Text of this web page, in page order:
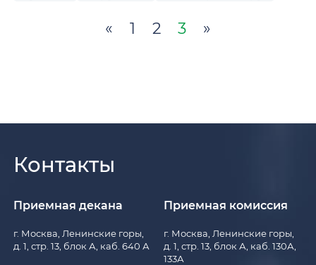
« 1 2 3 »
Контакты
Приемная декана
г. Москва, Ленинские горы,
д. 1, стр. 13, блок А, каб. 640 А
Приемная комиссия
г. Москва, Ленинские горы,
д. 1, стр. 13, блок А, каб. 130А,
133А